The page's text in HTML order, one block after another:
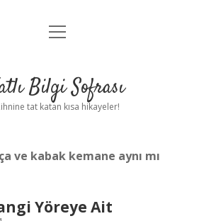
Anasayfa
Yasal Uyarı
menüyü
Bilgi Sofrası
tat katan kısa hikayeler!
ve kabak kemane aynı mı
Yöreye Ait